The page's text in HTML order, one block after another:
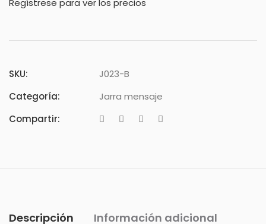
Regístrese para ver los precios
SKU:
J023-B
Categoría:
Jarra mensaje
Compartir:
Descripción Información adicional